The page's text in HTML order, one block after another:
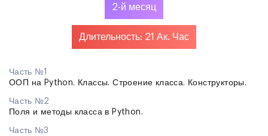
2-й месяц
Длительность: 21 Ак. Час
Часть №1
ООП на Python. Классы. Строение класса. Конструкторы.
Часть №2
Поля и методы класса в Python.
Часть №3